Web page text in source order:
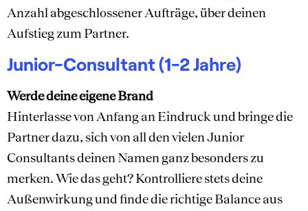
Anzahl abgeschlossener Aufträge, über deinen
Aufstieg zum Partner.
Junior-Consultant (1-2 Jahre)
Werde deine eigene Brand
Hinterlasse von Anfang an Eindruck und bringe die
Partner dazu, sich von all den vielen Junior
Consultants deinen Namen ganz besonders zu
merken. Wie das geht? Kontrolliere stets deine
Außenwirkung und finde die richtige Balance aus